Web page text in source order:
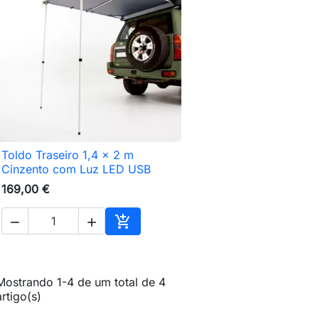
 Vista rápida
Toldo Traseiro 1,4 x 2 m
Cinzento com Luz LED USB
169,00 €
  
Adicionar ao carrinho
1-4 de um total de 4